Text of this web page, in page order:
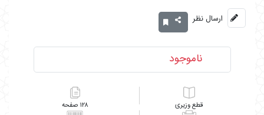
ارسال نظر
ناموجود
وزیری ۱۲۸